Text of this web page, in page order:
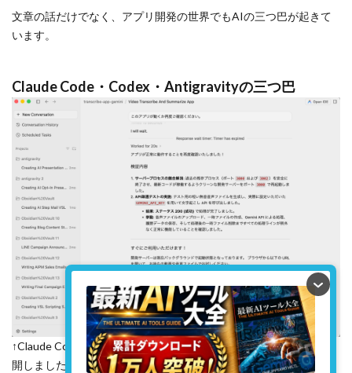
文章の話だけでなく、アプリ開発の世界でもAIの三つ巴が起きて
います。
Claude Code・Codex・Antigravityの三つ巴
↑Claude CodeやCodexに対応すべく、GoogleはAntigravity 2を公
開しました。私のような非エンジニアでも「こんなアプリを作っ